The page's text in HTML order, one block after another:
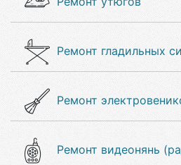
Ремонт гладильных
Ремонт
Ремонт видеонянь